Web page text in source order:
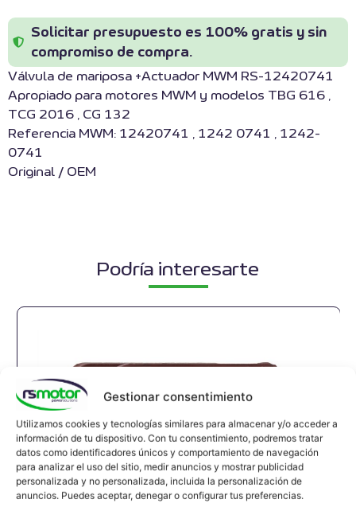
Gestionar consentimiento
Utilizamos cookies y tecnologías similares para almacenar y/o acceder a
información de tu dispositivo. Con tu consentimiento, podremos tratar
datos como identificadores únicos y comportamiento de navegación
para analizar el uso del sitio, medir anuncios y mostrar publicidad
personalizada y no personalizada, incluida la personalización de
anuncios. Puedes aceptar, denegar o configurar tus preferencias.
Solicitar presupuesto es 100% gratis y sin
compromiso de compra.
Válvula de mariposa +Actuador MWM RS-12420741
Apropiado para motores MWM y modelos TBG 616 ,
TCG 2016 , CG 132
Referencia MWM: 12420741 , 1242 0741 , 1242-
0741
Original / OEM
Podría interesarte